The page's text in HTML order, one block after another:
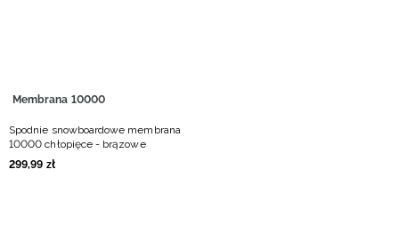
Membrana 10000
Spodnie snowboardowe membrana
10000 chłopięce - brązowe
299,99 zł